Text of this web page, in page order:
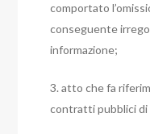
comportato
conseguente
informazione;
3. atto che fa
contratti pubblici di